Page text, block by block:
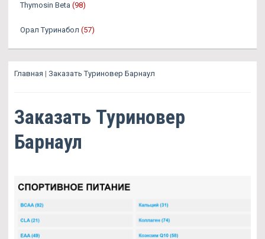
Thymosin Beta (98)
Орал Туринабол (57)
Главная | Заказать Туриновер Барнаул
Заказать Туриновер
Барнаул